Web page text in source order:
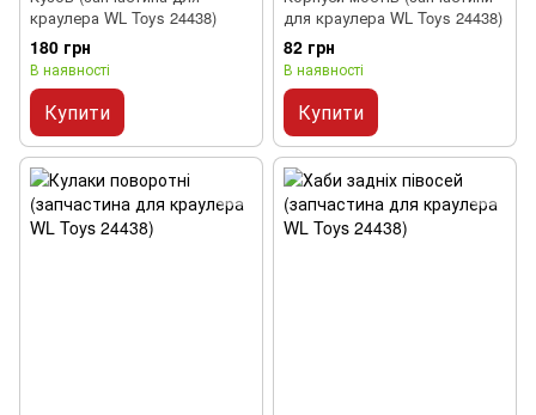
краулера WL Toys 24438)
180 грн
В наявності
Купити
для краулера WL Toys 24438)
82 грн
В наявності
Купити